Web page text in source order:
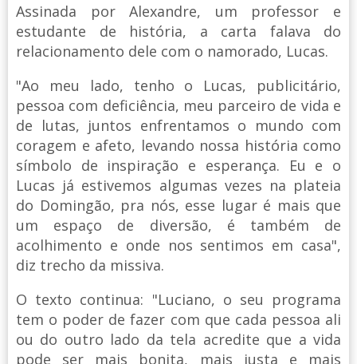
Assinada por Alexandre, um professor e
estudante de história, a carta falava do
relacionamento dele com o namorado, Lucas.
"Ao meu lado, tenho o Lucas, publicitário,
pessoa com deficiência, meu parceiro de vida e
de lutas, juntos enfrentamos o mundo com
coragem e afeto, levando nossa história como
símbolo de inspiração e esperança. Eu e o
Lucas já estivemos algumas vezes na plateia
do Domingão, pra nós, esse lugar é mais que
um espaço de diversão, é também de
acolhimento e onde nos sentimos em casa",
diz trecho da missiva.
O texto continua: "Luciano, o seu programa
tem o poder de fazer com que cada pessoa ali
ou do outro lado da tela acredite que a vida
pode ser mais bonita, mais justa e mais